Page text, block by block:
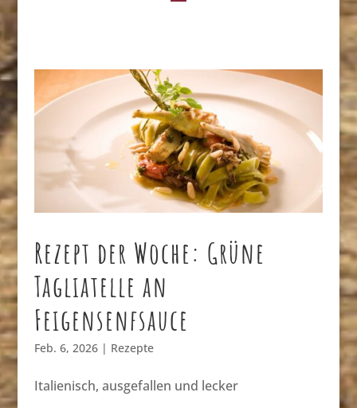
Rezept der Woche: Grüne
Tagliatelle an
Feigensenfsauce
Feb. 6, 2026| Rezepte
Italienisch, ausgefallen und lecker